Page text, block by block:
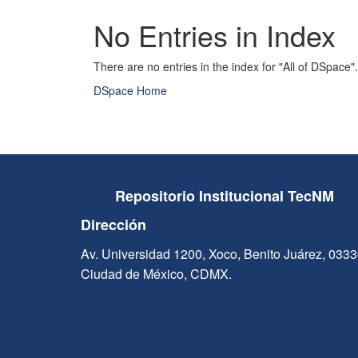
No Entries in Index
There are no entries in the index for "All of DSpace".
DSpace Home
Repositorio Institucional TecNM
Dirección
Av. Universidad 1200, Xoco, Benito Juárez,
Ciudad de México, CDMX.